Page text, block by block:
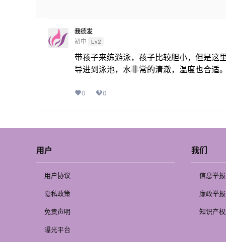
我德发
初中
Lv2
带孩子来练游泳，孩子比较胆小，但是这
导进到泳池，水非常的清澈，温度也合适
0 0
用户
用户协议
隐私政策
免责声明
曝光平台
我们
信息举报
廉政举报
知识产